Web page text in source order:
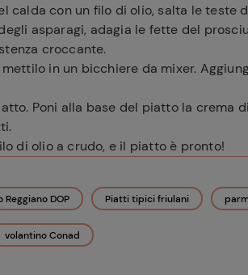
calda con un filo di olio, salta le teste
asparagi, adagia le fette del
croccante.
in un bicchiere da mixer.
Poni alla base del piatto la crema
di olio a crudo, e il piatto è pronto!
Reggiano DOP Piatti tipici friulani
volantino Conad